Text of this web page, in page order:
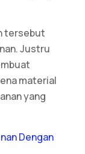
tersebut
Justru
material
yang
Dengan